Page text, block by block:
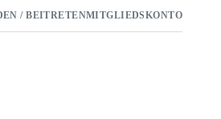
/ BEITRETENMITGLIEDSKONTO